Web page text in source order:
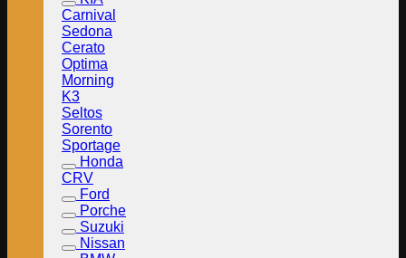
Carnival
Sedona
Cerato
Optima
Morning
K3
Seltos
Sorento
Sportage
Honda
CRV
Ford
Porche
Suzuki
Nissan